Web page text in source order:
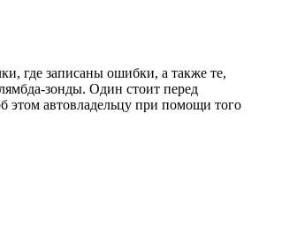
где записаны ошибки, а также те,
зонды. Один стоит перед
этом автовладельцу при помощи того